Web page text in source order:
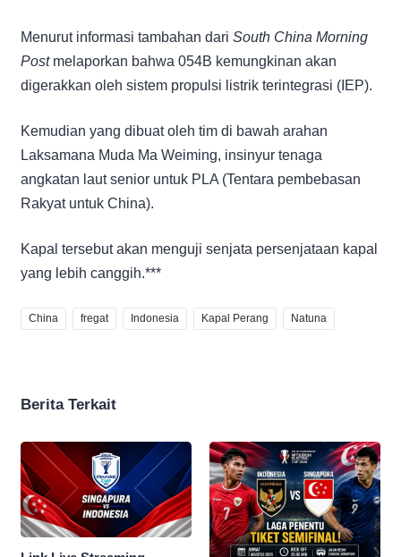
Menurut informasi tambahan dari South China Morning
Postmelaporkan bahwa 054B kemungkinan akan
digerakkan oleh sistem propulsi listrik terintegrasi (IEP).
Kemudian yang dibuat oleh tim di bawah arahan
Laksamana Muda Ma Weiming, insinyur tenaga
angkatan laut senior untuk PLA (Tentara pembebasan
Rakyat untuk China).
Kapal tersebut akan menguji senjata persenjataan kapal
yang lebih canggih.***
China fregat Indonesia Kapal Perang Natuna
Berita Terkait